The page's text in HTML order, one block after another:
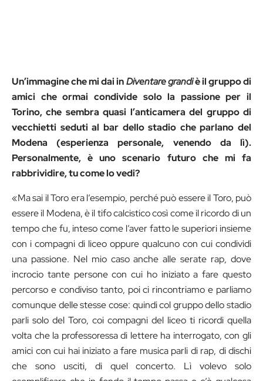
Un’immagine che mi dai inDiventare grandiè il gruppo di
amici che ormai condivide solo la passione per il
Torino, che sembra quasi l’anticamera del gruppo di
vecchietti seduti al bar dello stadio che parlano del
Modena (esperienza personale, venendo da lì).
Personalmente, è uno scenario futuro che mi fa
rabbrividire, tu come lo vedi?
«Ma sai il Toro era l’esempio, perché può essere il Toro, può
essere il Modena, è il tifo calcistico così come il ricordo di un
tempo che fu, inteso come l’aver fatto le superiori insieme
con i compagni di liceo oppure qualcuno con cui condividi
una passione. Nel mio caso anche alle serate rap, dove
incrocio tante persone con cui ho iniziato a fare questo
percorso e condiviso tanto, poi ci rincontriamo e parliamo
comunque delle stesse cose: quindi col gruppo dello stadio
parli solo del Toro, coi compagni del liceo ti ricordi quella
volta che la professoressa di lettere ha interrogato, con gli
amici con cui hai iniziato a fare musica parli di rap, di dischi
che sono usciti, di quel concerto. Lì volevo solo